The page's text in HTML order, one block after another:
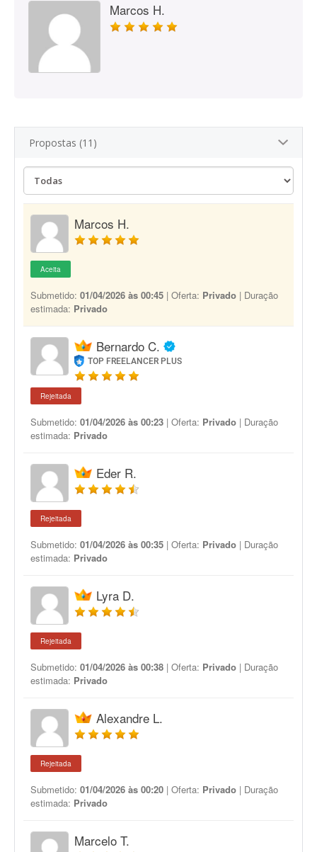
Marcos H.
Propostas (11)
Marcos H.
Aceita
Submetido: 01/04/2026 às 00:45 | Oferta: Privado | Duração
estimada: Privado
Bernardo C.
TOP FREELANCER PLUS
Rejeitada
Submetido: 01/04/2026 às 00:23 | Oferta: Privado | Duração
estimada: Privado
Eder R.
Rejeitada
Submetido: 01/04/2026 às 00:35 | Oferta: Privado | Duração
estimada: Privado
Lyra D.
Rejeitada
Submetido: 01/04/2026 às 00:38 | Oferta: Privado | Duração
estimada: Privado
Alexandre L.
Rejeitada
Submetido: 01/04/2026 às 00:20 | Oferta: Privado | Duração
estimada: Privado
Marcelo T.